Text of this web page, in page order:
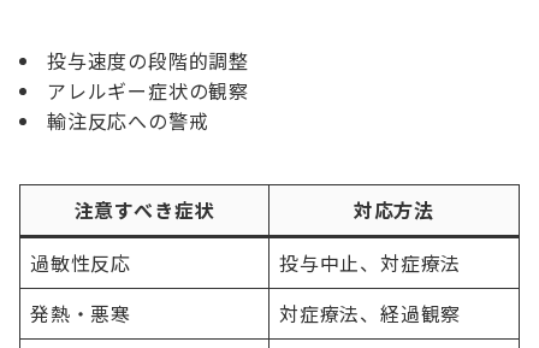
投与速度の段階的調整
アレルギー症状の観察
輸注反応への警戒
注意すべき症状
対応方法
過敏性反応
投与中止、対症療法
発熱・悪寒
対症療法、経過観察